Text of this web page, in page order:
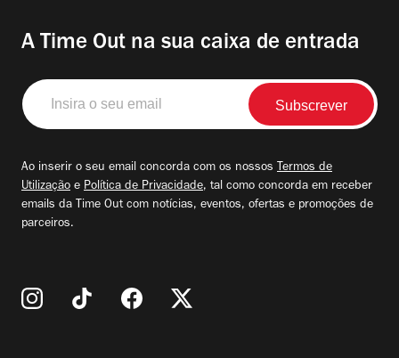
A Time Out na sua caixa de entrada
Insira
o
seu
Ao inserir o seu email concorda com os nossos Termos de
Utilização e Política de Privacidade, tal como concorda em receber
emails da Time Out com notícias, eventos, ofertas e promoções de
parceiros.